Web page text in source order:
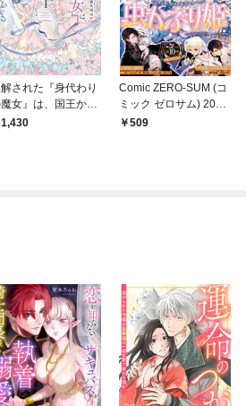
された『身代わり
女』は、国王から
初の恋と最後の恋を
1,430
Comic ZERO-SUM (コ
ミック ゼロサム) 2025
年1月号[雑誌]
509